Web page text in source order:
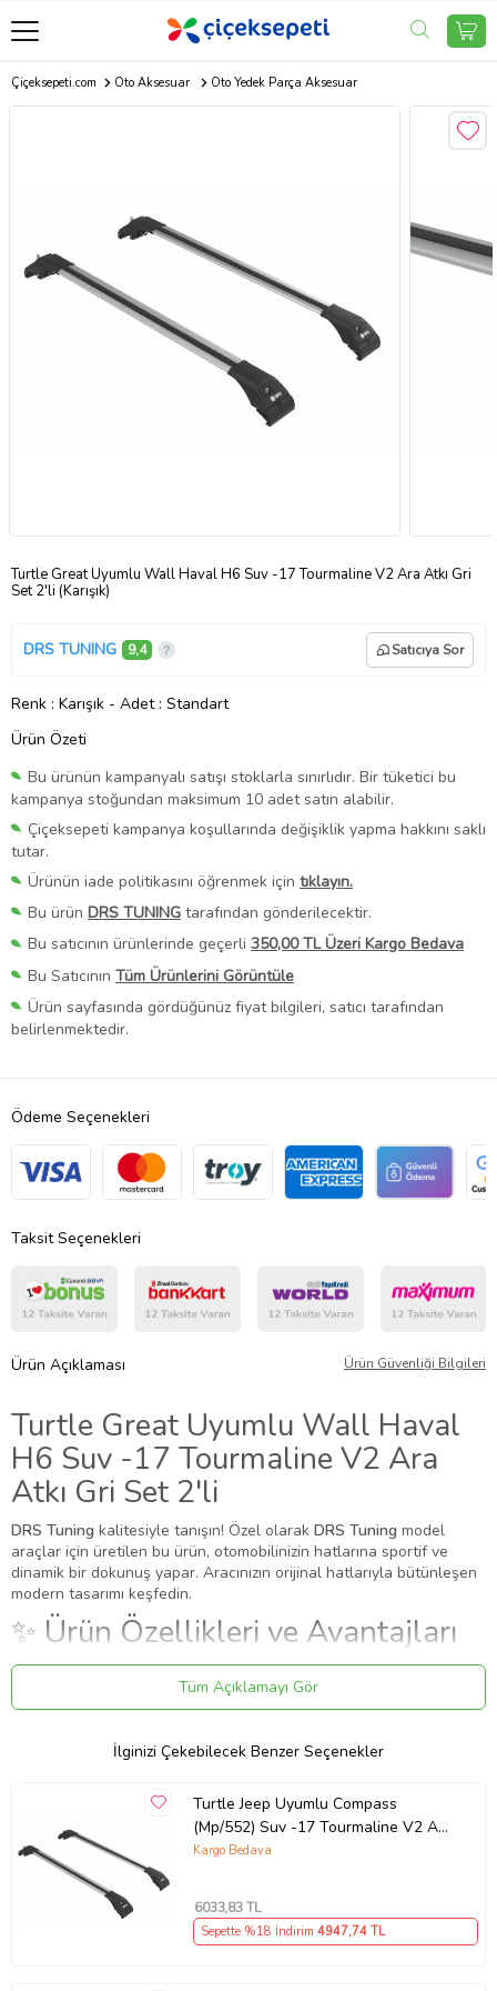
Çiçeksepeti.com Oto Aksesuar Oto Yedek Parça Aksesuar
Turtle Great Uyumlu Wall Haval H6 Suv -17 Tourmaline V2 Ara Atkı Gri
Set 2'li (Karışık)
DRS TUNING 9,4 Satıcıya Sor
Renk : Karışık - Adet : Standart
Ürün Özeti
Bu ürünün kampanyalı satışı stoklarla sınırlıdır. Bir tüketici bu
kampanya stoğundan maksimum 10 adet satın alabilir.
Çiçeksepeti kampanya koşullarında değişiklik yapma hakkını saklı
tutar.
Ürünün iade politikasını öğrenmek için tıklayın.
Bu ürün DRS TUNING tarafından gönderilecektir.
Bu satıcının ürünlerinde geçerli 350,00 TL Üzeri Kargo Bedava
Bu Satıcının Tüm Ürünlerini Görüntüle
Ürün sayfasında gördüğünüz fiyat bilgileri, satıcı tarafından
belirlenmektedir.
Ödeme Seçenekleri
Taksit Seçenekleri
Ürün Açıklaması Ürün Güvenliği Bilgileri
Turtle Great Uyumlu Wall Haval
H6 Suv -17 Tourmaline V2 Ara
Atkı Gri Set 2'li
DRS Tuning kalitesiyle tanışın! Özel olarak DRS Tuning model
araçlar için üretilen bu ürün, otomobilinizin hatlarına sportif ve
dinamik bir dokunuş yapar. Aracınızın orijinal hatlarıyla bütünleşen
modern tasarımı keşfedin.
✨ Ürün Özellikleri ve Avantajları
✔Birebir Uyum:Aracınızın orijinal ölçülerine sadık kalınarak
✔Malzeme:Dayanıklı ve uzun ömürlü malzeme.
modeller için uygundur
Bağlantı esnasında tavan raylarını kavrayan braket, patentli yapısı
sayesinde Hem Z ekseninde XY düzleminde hem de X ekseninde
ZY düzleminde 3 – 5 derece arasında dönme kabiliyetine sahiptir.
Ayrıca Z ekseninde düşey doğrultuda hareket kabiliyeti vardır.
Yüzey kaplaması eloksal yöntemiyle yapılır.
Tüm Açıklamayı Gör
İlginizi Çekebilecek Benzer Seçenekler
Turtle Jeep Uyumlu Compass
(Mp/552) Suv -17 Tourmaline V2 Ara
Atkı Gri Set 2'li (Karışık)
Kargo Bedava
6033,83 TL
Sepette %18 İndirim 4947,74 TL